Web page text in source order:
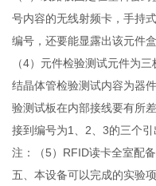
号内容的无线射频卡，手持
编号，还要能显露出该元件
（4）元件检验测试元件为
结晶体管检验测试内容为器
验测试板在内部接线要有所
接到编号为1、2、3的三个引
注：（5）RFID读卡全室配备
五、本设备可以完成的实验